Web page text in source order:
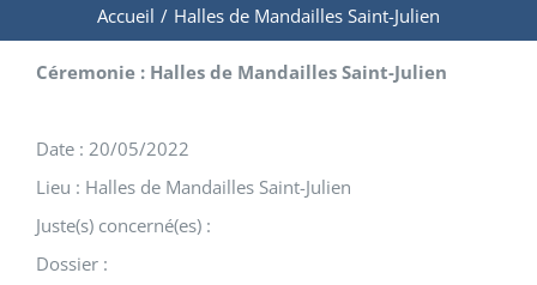
Accueil / Halles de Mandailles Saint-Julien
Céremonie : Halles de Mandailles Saint-Julien
Date : 20/05/2022
Lieu : Halles de Mandailles Saint-Julien
Juste(s) concerné(es) :
Dossier :